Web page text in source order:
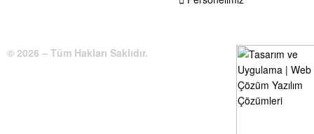
© 2026 – Tüm Hakları Saklıdır.